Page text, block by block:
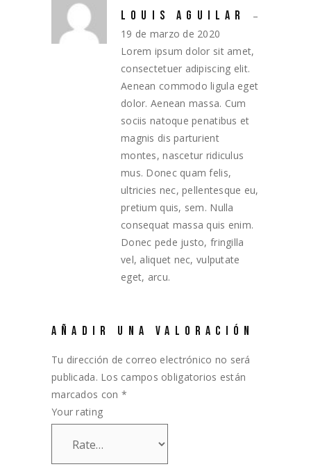
LOUIS AGUILAR
–
19 de marzo de 2020
Lorem ipsum dolor sit amet,
consectetuer adipiscing elit.
Aenean commodo ligula eget
dolor. Aenean massa. Cum
sociis natoque penatibus et
magnis dis parturient
montes, nascetur ridiculus
mus. Donec quam felis,
ultricies nec, pellentesque eu,
pretium quis, sem. Nulla
consequat massa quis enim.
Donec pede justo, fringilla
vel, aliquet nec, vulputate
eget, arcu.
AÑADIR UNA VALORACIÓN
Tu dirección de correo electrónico no será
publicada. Los campos obligatorios están
marcados con *
Your rating